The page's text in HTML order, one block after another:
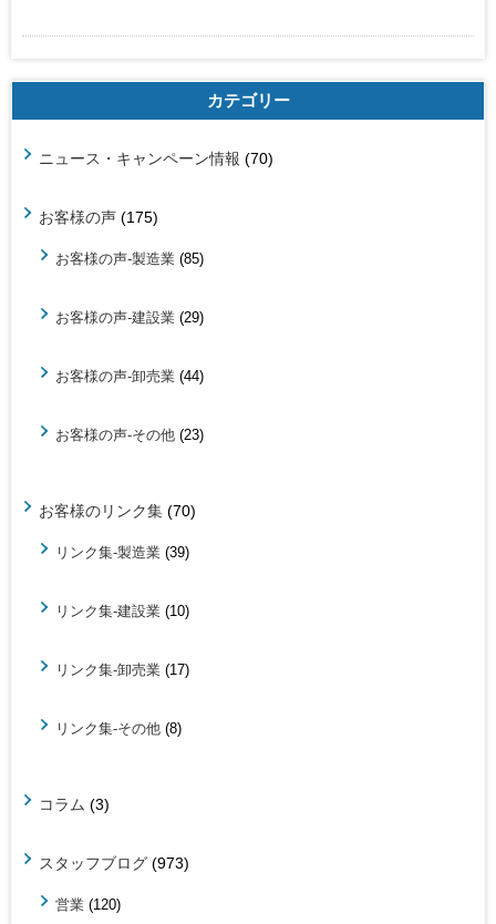
カテゴリー
ニュース・キャンペーン情報 (70)
お客様の声 (175)
お客様の声-製造業 (85)
お客様の声-建設業 (29)
お客様の声-卸売業 (44)
お客様の声-その他 (23)
お客様のリンク集 (70)
リンク集-製造業 (39)
リンク集-建設業 (10)
リンク集-卸売業 (17)
リンク集-その他 (8)
コラム (3)
スタッフブログ (973)
営業 (120)